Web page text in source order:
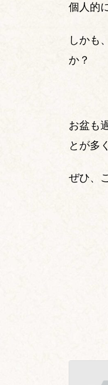
個人的
しかも
か？
お盆も
とが多
ぜひ、